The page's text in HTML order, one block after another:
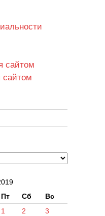
сайтом
сайтом
Пт Сб Вс
1 2
3